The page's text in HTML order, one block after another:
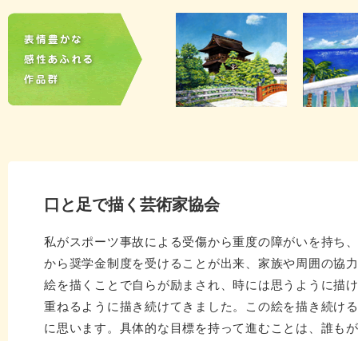
口と足で描く芸術家協会
私がスポーツ事故による受傷から重度の障がいを持ち
から奨学金制度を受けることが出来、家族や周囲の協
絵を描くことで自らが励まされ、時には思うように描
重ねるように描き続けてきました。この絵を描き続け
に思います。具体的な目標を持って進むことは、誰も